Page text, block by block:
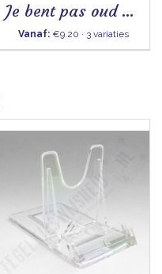
Je bent pas oud als men zegt - Tegeltje
Vanaf: €9.20 · 3 variaties